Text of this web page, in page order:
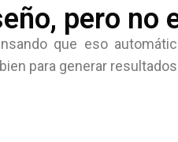
pero no
que eso
para generar